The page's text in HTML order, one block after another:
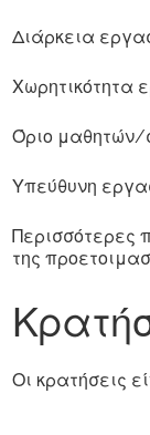
Διάρκεια
Χωρητικότητα
Όριο μαθητών/
Υπεύθυνη
Περισσότερες
της
Οι κρατήσεις